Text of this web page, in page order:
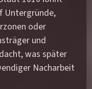
Untergründe,
oder
und
was später
Nacharbeit